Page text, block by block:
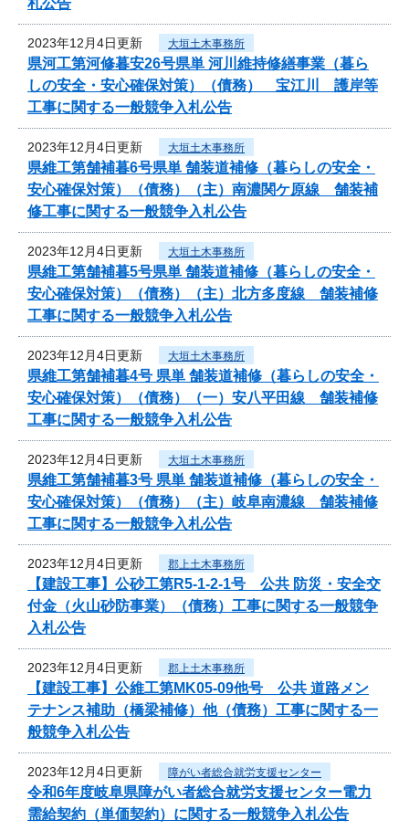
2023年12月4日更新 大垣土木事務所
県河工第河修暮安26号県単 河川維持修繕事業（暮ら
しの安全・安心確保対策）（債務） 宝江川 護岸等
工事に関する一般競争入札公告
2023年12月4日更新 大垣土木事務所
県維工第舗補暮6号県単 舗装道補修（暮らしの安全・
安心確保対策）（債務）（主）南濃関ケ原線 舗装補
修工事に関する一般競争入札公告
2023年12月4日更新 大垣土木事務所
県維工第舗補暮5号県単 舗装道補修（暮らしの安全・
安心確保対策）（債務）（主）北方多度線 舗装補修
工事に関する一般競争入札公告
2023年12月4日更新 大垣土木事務所
県維工第舗補暮4号 県単 舗装道補修（暮らしの安全・
安心確保対策）（債務）（一）安八平田線 舗装補修
工事に関する一般競争入札公告
2023年12月4日更新 大垣土木事務所
県維工第舗補暮3号 県単 舗装道補修（暮らしの安全・
安心確保対策）（債務）（主）岐阜南濃線 舗装補修
工事に関する一般競争入札公告
2023年12月4日更新 郡上土木事務所
【建設工事】公砂工第R5-1-2-1号 公共 防災・安全交
付金（火山砂防事業）（債務）工事に関する一般競争
入札公告
2023年12月4日更新 郡上土木事務所
【建設工事】公維工第MK05-09他号 公共 道路メン
テナンス補助（橋梁補修）他（債務）工事に関する一
般競争入札公告
2023年12月4日更新 障がい者総合就労支援センター
令和6年度岐阜県障がい者総合就労支援センター電力
需給契約（単価契約）に関する一般競争入札公告